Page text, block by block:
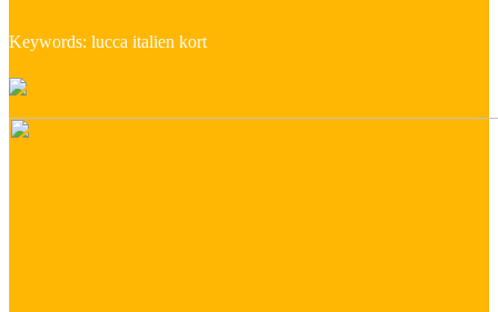
Keywords: lucca italien kort